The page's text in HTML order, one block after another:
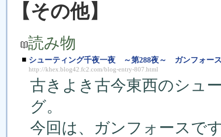
【その他】
読み物
■ シューティング千夜一夜 ～第288夜～ ガンフォー
http://khex.blog42.fc2.com/blog-entry-807.html
古きよき古今東西のシュ
グ。
今回は、ガンフォースで